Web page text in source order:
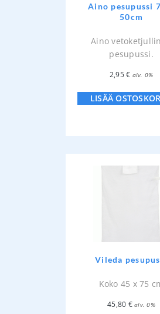
Aino pesupussi
50cm
Aino
pesupussi.
2,95€ alv. 0%
LISÄÄ
Vileda
Koko 45 x 75
45,80 € alv. 0%